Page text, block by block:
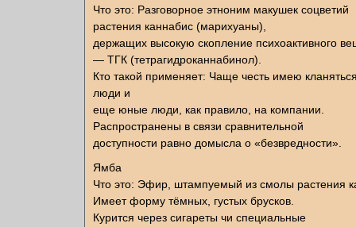
Что это: Разговорное этноним макушек соцветий
растения каннабис (марихуаны),
держащих высокую скопление психоактивного
— ТГК (тетрагидроканнабинол).
Кто такой применяет: Чаще честь имею
люди и
еще юные люди, как правило, на компании.
Распространены в связи сравнительной
доступности равно домысла о «безвредности».
Ямба
Что это: Эфир, штампуемый из смолы растения
Имеет форму тёмных, густых брусков.
Курится через сигареты чи специальные